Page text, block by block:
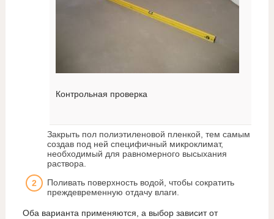
Контрольная проверка
Закрыть пол полиэтиленовой пленкой, тем самым
создав под ней специфичный микроклимат,
необходимый для равномерного высыхания
раствора.
Поливать поверхность водой, чтобы сократить
преждевременную отдачу влаги.
Оба варианта применяются, а выбор зависит от